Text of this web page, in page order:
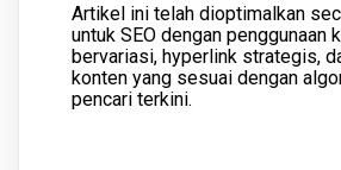
Artikel ini telah dioptimalkan
untuk SEO dengan penggunaan
bervariasi, hyperlink strategis,
konten yang sesuai dengan
pencari terkini.